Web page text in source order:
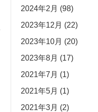
2024年2月 (98)
2023年12月 (22)
2023年10月 (20)
2023年8月 (17)
2021年7月 (1)
2021年5月 (1)
2021年3月 (2)